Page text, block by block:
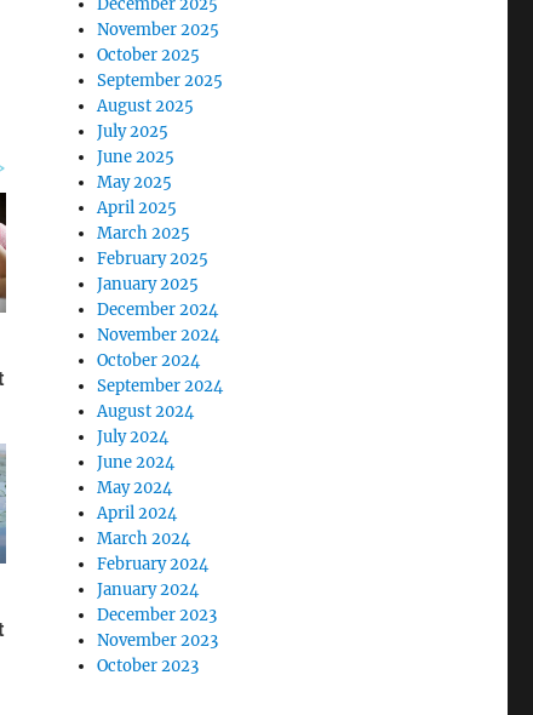
December 2025
November 2025
October 2025
September 2025
August 2025
July 2025
June 2025
May 2025
April 2025
March 2025
February 2025
January 2025
December 2024
November 2024
October 2024
September 2024
August 2024
July 2024
June 2024
May 2024
April 2024
March 2024
February 2024
January 2024
December 2023
November 2023
October 2023